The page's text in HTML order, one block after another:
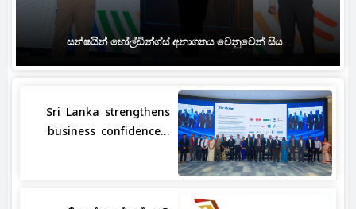
සන්ෂයින් හෝල්ඩින්ග්ස් අනාගතය වෙනුවෙන් සිය...
Sri Lanka strengthens
business confidence...